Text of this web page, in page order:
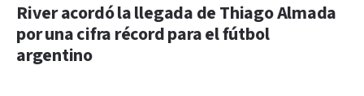
River acordó la llegada de Thiago Almada
por una cifra récord para el fútbol
argentino